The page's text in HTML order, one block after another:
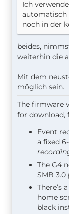
Ich
automatisch
noch in der
beides,
weiterhin die
Mit dem
möglich sein.
The firmware
for download,
Event
a fixed
The G4
SMB
There’s
home
black